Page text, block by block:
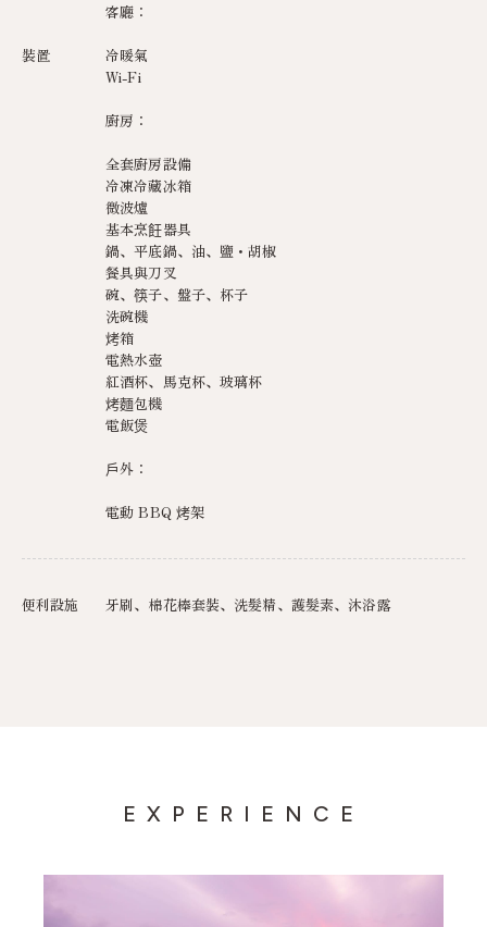
裝置
客廳：
冷暖氣
Wi-Fi
廚房：
全套廚房設備
冷凍冷藏冰箱
微波爐
基本烹飪器具
鍋、平底鍋、油、鹽・胡椒
餐具與刀叉
碗、筷子、盤子、杯子
洗碗機
烤箱
電熱水壺
紅酒杯、馬克杯、玻璃杯
烤麵包機
電飯煲
戶外：
電動 BBQ 烤架
便利設施 牙刷、棉花棒套裝、洗髮精、護髮素、沐浴露
EXPERIENCE